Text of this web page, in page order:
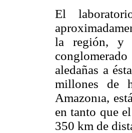
El
la región, y
aledañas a
millones de
Amazonıa,
en tanto que
350 km de